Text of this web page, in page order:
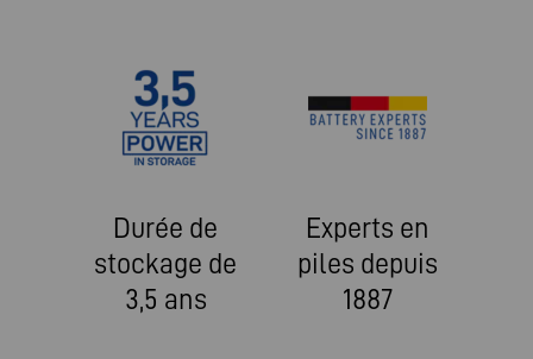
Durée de
stockage de
3,5 ans
Experts en
piles depuis
1887